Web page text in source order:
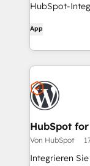
HubSpot-
App
HubSpot
Von HubSpot
Integrieren